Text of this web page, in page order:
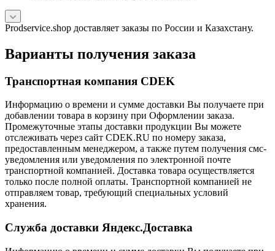
Prodservice.shop доставляет заказы по России и Казахстану.
Варианты получения заказа
Транспортная компания CDEK
Информацию о времени и сумме доставки Вы получаете при
добавлении товара в корзину при Оформлении заказа.
Промежуточные этапы доставки продукции Вы можете
отслеживать через сайт CDEK.RU по номеру заказа,
предоставленным менеджером, а также путем получения смс-
уведомления или уведомления по электронной почте
транспортной компанией. Доставка товара осуществляется
только после полной оплаты. Транспортной компанией не
отправляем товар, требующий специальных условий
хранения.
Служба доставки Яндекс.Доставка